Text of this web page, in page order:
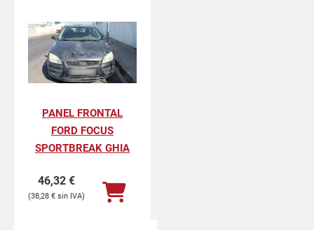
PANEL FRONTAL
FORD FOCUS
SPORTBREAK GHIA
46,32 €
38,28 €